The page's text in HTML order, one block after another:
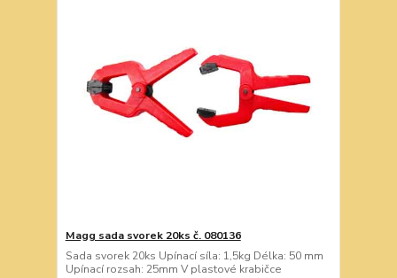
Magg sada svorek 20ks č. 080136
Sada svorek 20ks Upínací síla: 1,5kg Délka: 50 mm
Upínací rozsah: 25mm V plastové krabičce